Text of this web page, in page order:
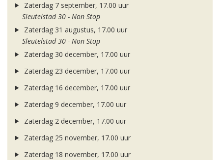
Zaterdag 7 september, 17.00 uur
Sleutelstad 30 - Non Stop
Zaterdag 31 augustus, 17.00 uur
Sleutelstad 30 - Non Stop
Zaterdag 30 december, 17.00 uur
Zaterdag 23 december, 17.00 uur
Zaterdag 16 december, 17.00 uur
Zaterdag 9 december, 17.00 uur
Zaterdag 2 december, 17.00 uur
Zaterdag 25 november, 17.00 uur
Zaterdag 18 november, 17.00 uur